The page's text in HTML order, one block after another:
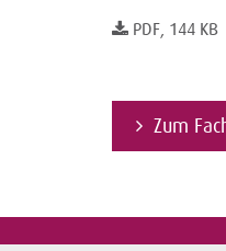
PDF, 144 KB
Zum